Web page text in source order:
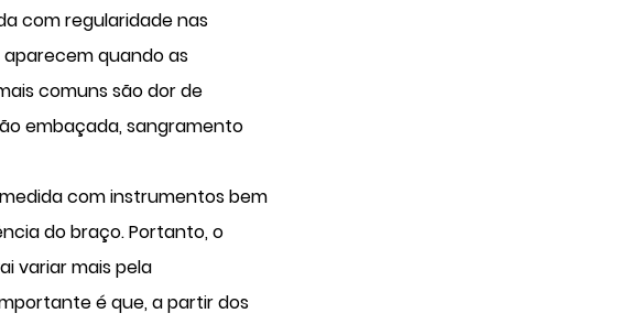
com regularidade nas
quando as
comuns são dor de
embaçada, sangramento
com instrumentos bem
do braço. Portanto, o
variar mais pela
é que, a partir dos